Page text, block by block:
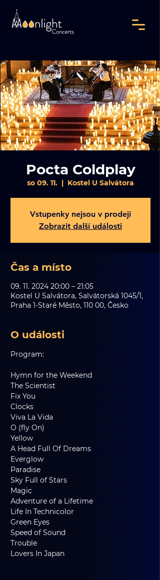
Pocta Coldplay
so 09. 11.
  |
Kostel U Salvátora
Vstupenky nejsou v prodeji
Zobrazit další události
Čas a místo
09. 11. 2024 20:00 – 21:05
Kostel U Salvátora, Salvátorská 1045/1,
Praha 1-Staré Město, 110 00, Česko
O události
Program:
Hymn for the Weekend
The Scientist
Fix You
Clocks
Viva La Vida
O (fly On)
Yellow
A Head Full Of Dreams
Everglow
Paradise
Sky Full of Stars
Magic
Adventure of a Lifetime
Life In Technicolor
Green Eyes
Speed of Sound
Trouble
Lovers In Japan